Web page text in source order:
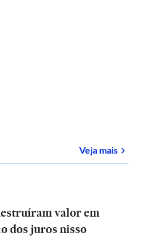
Veja mais sobre
valor em
dos juros nisso